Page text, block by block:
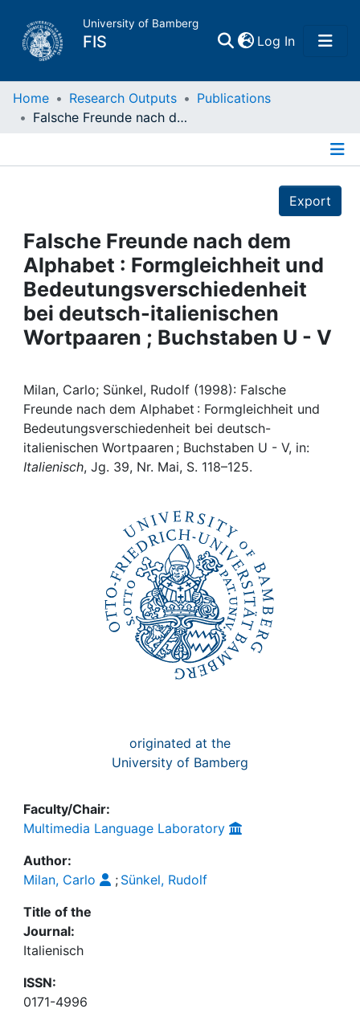
University of Bamberg
FIS Log In(current)
Home
Projects
People
Institutions
My FIS
Help
Home Research Outputs
Publications
Falsche Freunde nach dem Alphabet : Formgleichheit und Bedeutungsverschiedenheit bei deutsch-italienischen Wortpaaren ; Buchstaben U - V
Export
Falsche Freunde nach dem
Alphabet : Formgleichheit und
Bedeutungsverschiedenheit
bei deutsch-italienischen
Wortpaaren ; Buchstaben U - V
Milan, Carlo; Sünkel, Rudolf (1998): Falsche
Freunde nach dem Alphabet : Formgleichheit und
Bedeutungsverschiedenheit bei deutsch-
italienischen Wortpaaren ; Buchstaben U - V, in:
Italienisch, Jg. 39, Nr. Mai, S. 118–125.
originated at the
University of Bamberg
Faculty/Chair:
Multimedia Language Laboratory
Author:
Milan, Carlo
; Sünkel, Rudolf
Title of the
Journal:
Italienisch
ISSN:
0171-4996